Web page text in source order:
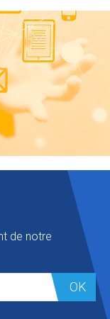
de notre
OK